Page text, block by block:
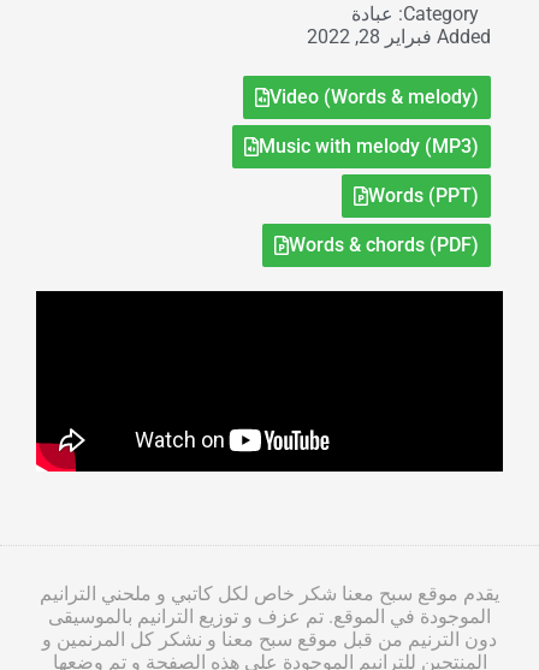
Category: عبادة
Added فبراير 28, 2022
Video (Words & melody)
Music with melody (MP3)
Words (PPT)
Words & chords (PDF)
يقدم موقع سبح معنا شكر خاص لكل كاتبي و ملحني الترانيم
الموجودة في الموقع. تم عزف و توزيع الترانيم بالموسيقى
دون الترنيم من قبل موقع سبح معنا و نشكر كل المرنمين و
المنتجين للترانيم الموجودة على هذه الصفحة و تم وضعها